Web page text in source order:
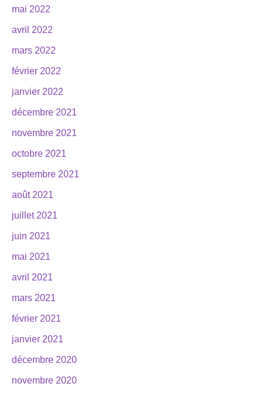
mai 2022
avril 2022
mars 2022
février 2022
janvier 2022
décembre 2021
novembre 2021
octobre 2021
septembre 2021
août 2021
juillet 2021
juin 2021
mai 2021
avril 2021
mars 2021
février 2021
janvier 2021
décembre 2020
novembre 2020